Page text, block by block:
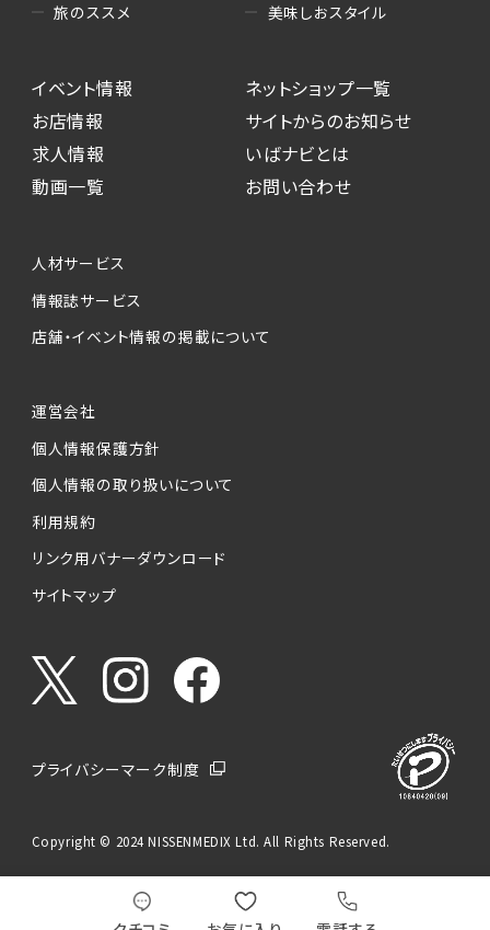
旅のススメ
美味しおスタイル
イベント情報
お店情報
求人情報
動画一覧
ネットショップ一覧
サイトからのお知らせ
いばナビとは
お問い合わせ
人材サービス
情報誌サービス
店舗・イベント情報の掲載について
運営会社
個人情報保護方針
個人情報の取り扱いについて
利用規約
リンク用バナーダウンロード
サイトマップ
プライバシーマーク制度
Copyright © 2024 NISSENMEDIX Ltd. All Rights Reserved.